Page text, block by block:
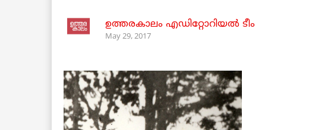
ഉത്തരകാലം എഡിറ്റോറിയല്‍ ടീം
May 29, 2017